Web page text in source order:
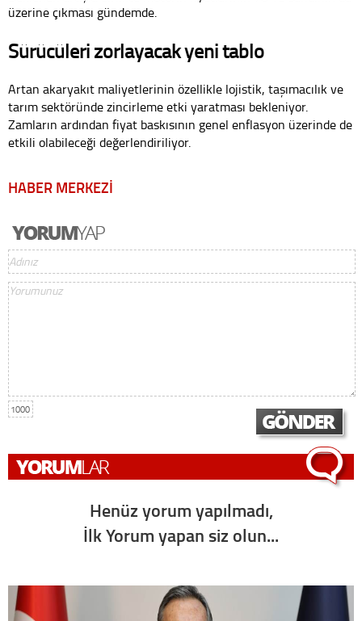
üzerine çıkması gündemde.
Sürücüleri zorlayacak yeni tablo
Artan akaryakıt maliyetlerinin özellikle lojistik, taşımacılık ve
tarım sektöründe zincirleme etki yaratması bekleniyor.
Zamların ardından fiyat baskısının genel enflasyon üzerinde de
etkili olabileceği değerlendiriliyor.
HABER MERKEZİ
1000
Henüz yorum yapılmadı,
İlk Yorum yapan siz olun...